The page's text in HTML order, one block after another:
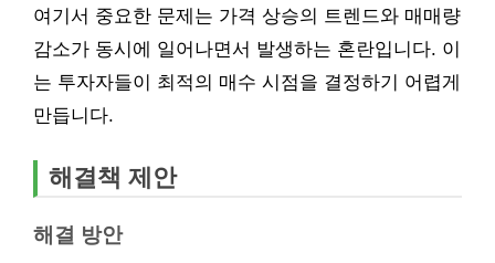
여기서 중요한 문제는 가격 상승의 트렌드와 매매량
감소가 동시에 일어나면서 발생하는 혼란입니다. 이
는 투자자들이 최적의 매수 시점을 결정하기 어렵게
만듭니다.
해결책 제안
해결 방안